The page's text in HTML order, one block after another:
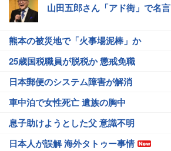
山田五郎さん「アド街」で名言
熊本の被災地で「火事場泥棒」か
25歳国税職員が脱税か 懲戒免職
日本郵便のシステム障害が解消
車中泊で女性死亡 遺族の胸中
息子助けようとした父 意識不明
日本人が誤解 海外タトゥー事情